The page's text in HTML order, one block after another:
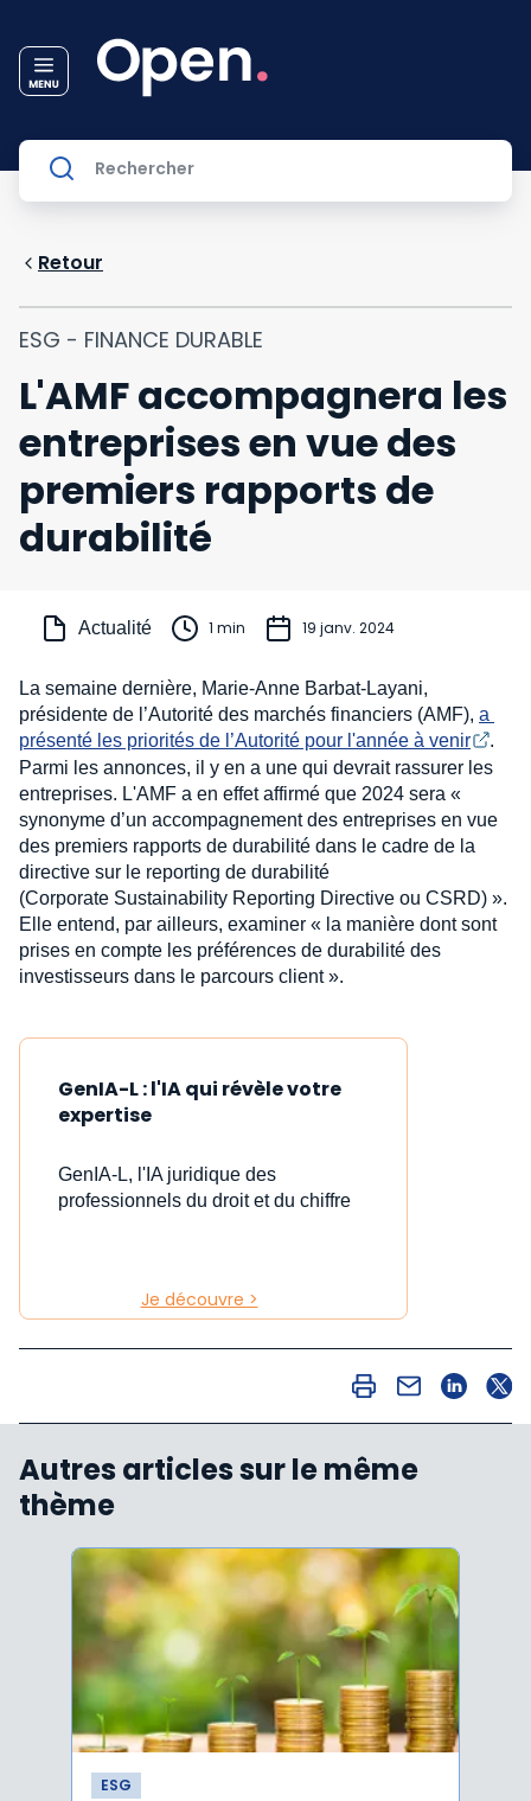
Retour
ESG - FINANCE DURABLE
L'AMF accompagnera les
entreprises en vue des
premiers rapports de
durabilité
Actualité 1 min 19 janv. 2024
La semaine dernière, Marie-Anne Barbat-Layani,
présidente de l’Autorité des marchés financiers (AMF), a
présenté les priorités de l’Autorité pour l'année à venir
.
Parmi les annonces, il y en a une qui devrait rassurer les
entreprises. L'AMF a en effet affirmé que 2024 sera «
synonyme d’un accompagnement des entreprises en vue
des premiers rapports de durabilité dans le cadre de la
directive sur le reporting de durabilité
(Corporate Sustainability Reporting Directive ou CSRD) ».
Elle entend, par ailleurs, examiner « la manière dont sont
prises en compte les préférences de durabilité des
investisseurs dans le parcours client ».
GenIA-L : l'IA qui révèle votre
expertise
GenIA-L, l'IA juridique des
professionnels du droit et du chiffre
Je découvre >
Autres articles sur le même
thème
ESG